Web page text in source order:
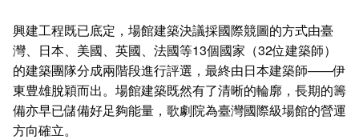
興建工程既已底定，場館建築決議採國際競圖的方式由臺
灣、日本、美國、英國、法國等13個國家（32位建築師）
的建築團隊分成兩階段進行評選，最終由日本建築師——伊
東豊雄脫穎而出。場館建築既然有了清晰的輪廓，長期的籌
備亦早已儲備好足夠能量，歌劇院為臺灣國際級場館的營運
方向確立。